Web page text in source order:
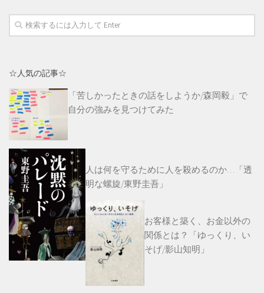
☆人気の記事☆
「苦しかったときの話をしようか/森岡毅」で
自分の強みを見つけてみた
人は何を守るために人を殺めるのか…「透
明な螺旋/東野圭吾」
お客様と築く、お金以外の
関係とは？「ゆっくり、い
そげ/影山知明」